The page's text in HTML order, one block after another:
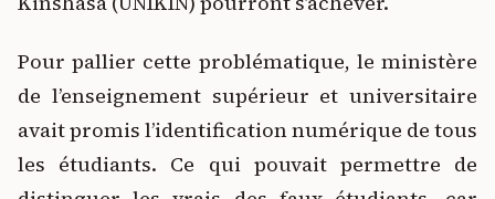
Pour pallier cette problématique, le ministère
de l’enseignement supérieur et universitaire
avait promis l’identification numérique de tous
les étudiants. Ce qui pouvait permettre de